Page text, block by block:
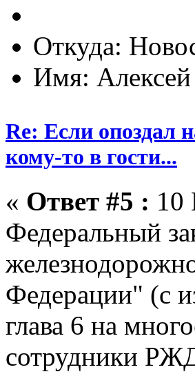
Откуда:
Имя: Алексей
Re: Если опоздал
кому-то в гости...
« Ответ #5 : 10
Федеральный
Федерации" (с
глава 6 на
сотрудники